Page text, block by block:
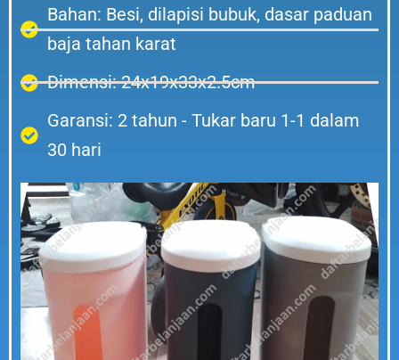
Bahan: Besi, dilapisi bubuk, dasar paduan
baja tahan karat
Dimensi: 24x19x33x2.5cm
Garansi: 2 tahun - Tukar baru 1-1 dalam
30 hari